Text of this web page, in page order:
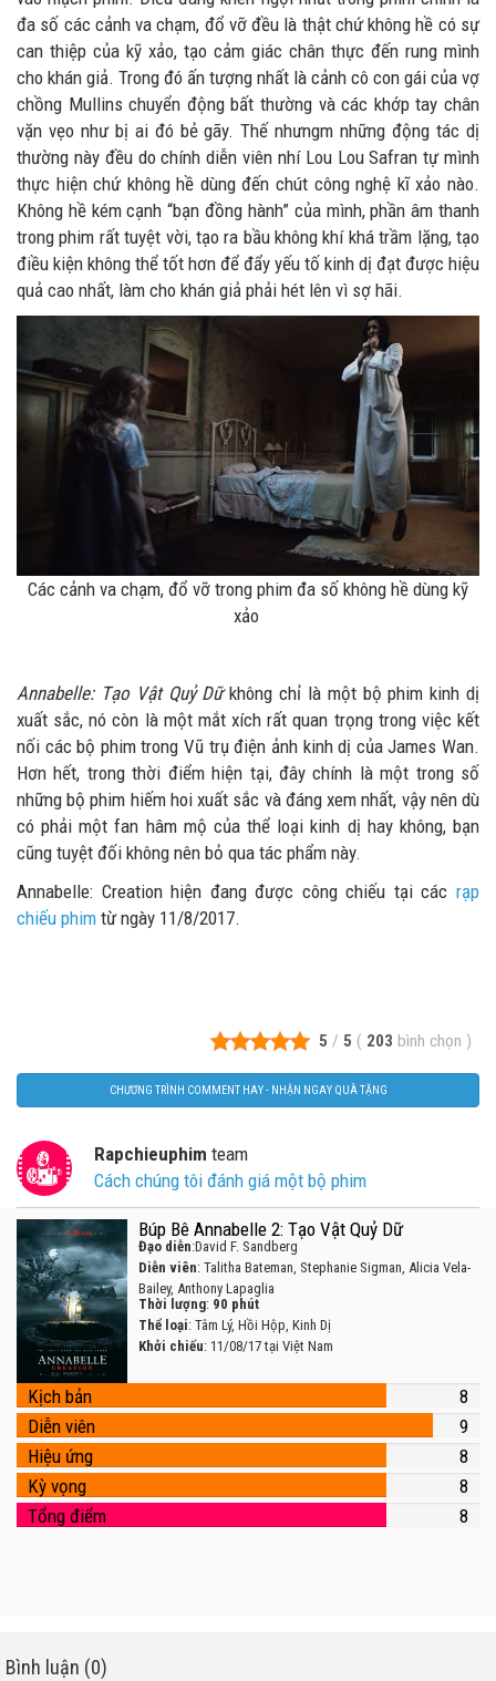
đa số các cảnh va chạm, đổ vỡ đều là thật chứ không hề có sự
can thiệp của kỹ xảo, tạo cảm giác chân thực đến rung mình
cho khán giả. Trong đó ấn tượng nhất là cảnh cô con gái của vợ
chồng Mullins chuyển động bất thường và các khớp tay chân
vặn vẹo như bị ai đó bẻ gãy. Thế nhưngm những động tác dị
thường này đều do chính diễn viên nhí Lou Lou Safran tự mình
thực hiện chứ không hề dùng đến chút công nghệ kĩ xảo nào.
Không hề kém cạnh “bạn đồng hành” của mình, phần âm thanh
trong phim rất tuyệt vời, tạo ra bầu không khí khá trầm lặng, tạo
điều kiện không thể tốt hơn để đẩy yếu tố kinh dị đạt được hiệu
quả cao nhất, làm cho khán giả phải hét lên vì sợ hãi.
Các cảnh va chạm, đổ vỡ trong phim đa số không hề dùng kỹ
xảo
Annabelle: Tạo Vật Quỷ Dữkhông chỉ là một bộ phim kinh dị
xuất sắc, nó còn là một mắt xích rất quan trọng trong việc kết
nối các bộ phim trong Vũ trụ điện ảnh kinh dị của James Wan.
Hơn hết, trong thời điểm hiện tại, đây chính là một trong số
những bộ phim hiếm hoi xuất sắc và đáng xem nhất, vậy nên dù
có phải một fan hâm mộ của thể loại kinh dị hay không, bạn
cũng tuyệt đối không nên bỏ qua tác phẩm này.
Annabelle: Creation hiện đang được công chiếu tại các rạp
chiếu phim từ ngày 11/8/2017.
5 / 5 ( 203 bình chọn )
CHƯƠNG TRÌNH COMMENT HAY - NHẬN NGAY QUÀ TẶNG
Rapchieuphim team
Cách chúng tôi đánh giá một bộ phim
Búp Bê Annabelle 2: Tạo Vật Quỷ Dữ
Đạo diễn:David F. Sandberg
Diễn viên: Talitha Bateman, Stephanie Sigman, Alicia Vela-
Bailey, Anthony Lapaglia
Thời lượng: 90 phút
Thể loại: Tâm Lý, Hồi Hộp, Kinh Dị
Khởi chiếu: 11/08/17 tại Việt Nam
Kịch bản
8
Diễn viên
9
Hiệu ứng
8
Kỳ vọng
8
Tổng điểm
8
Bình luận (0)